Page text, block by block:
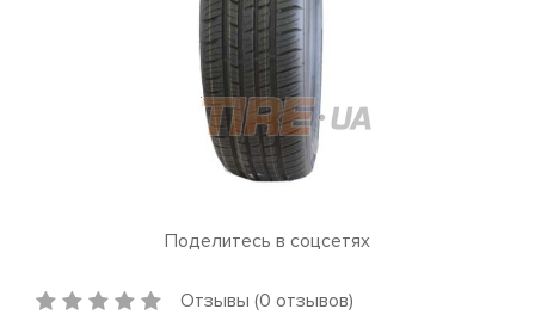
Поделитесь в соцсетях
Отзывы (0 отзывов)